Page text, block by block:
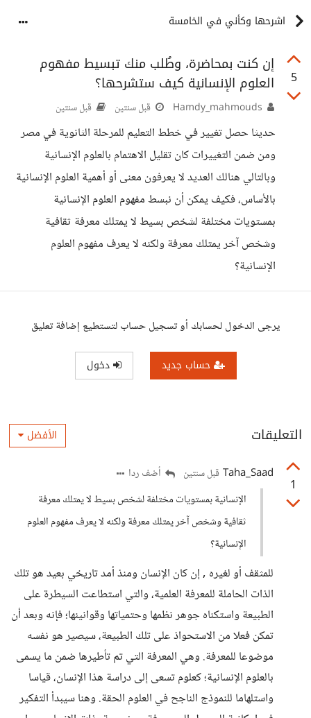
اشرحها وكأني في الخامسة
5
إن كنت بمحاضرة، وطُلب منك تبسيط مفهوم
العلوم الإنسانية كيف ستشرحها؟
قبل سنتين قبل سنتين
حديثا حصل تغيير في خطط التعليم للمرحلة الثانوية في مصر
ومن ضمن التغييرات كان تقليل الاهتمام بالعلوم الإنسانية
وبالتالي هنالك العديد لا يعرفون معنى أو أهمية العلوم الإنسانية
بالأساس، فكيف يمكن أن نبسط مفهوم العلوم الإنسانية
بمستويات مختلفة لشخص بسيط لا يمتلك معرفة ثقافية
وشخص آخر يمتلك معرفة ولكنه لا يعرف مفهوم العلوم
الإنسانية؟
يرجى الدخول لحسابك أو تسجيل حساب لتستطيع إضافة تعليق
حساب جديد دخول
التعليقات الأفضل
1
Taha_Saad قبل سنتين
أضف ردا
الإنسانية بمستويات مختلفة لشخص بسيط لا يمتلك معرفة
ثقافية وشخص آخر يمتلك معرفة ولكنه لا يعرف مفهوم العلوم
الإنسانية؟
للمثقف أو لغيره , إن كان الإنسان ومنذ أمد تاريخي بعيد هو تلك
الذات الحاملة للمعرفة العلمية، والتي استطاعت السيطرة على
الطبيعة واستكناه جوهر نظمها وحتمياتها وقوانينها؛ فإنه وبعد أن
تمكن فعلا من الاستحواذ على تلك الطبيعة، سيصير هو نفسه
موضوعا للمعرفة. وهي المعرفة التي تم تأطيرها ضمن ما يسمى
بالعلوم الإنسانية؛ كعلوم تسعى إلى دراسة هذا الإنسان، قياسا
واستلهاما للنموذج الناجح في العلوم الحقة. وهنا سيبدأ التفكير